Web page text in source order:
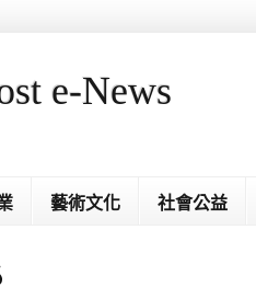
e-News
藝術文化 社會公益